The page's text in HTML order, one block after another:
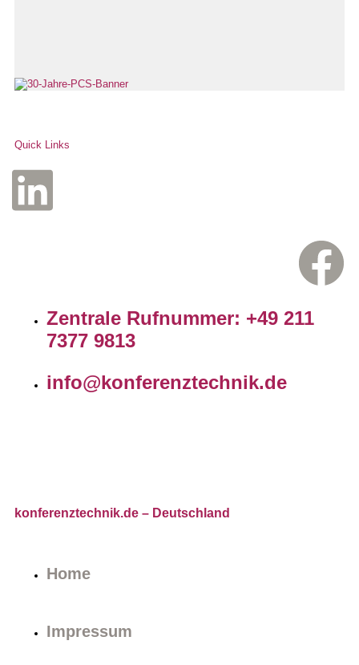
Quick Links
Zentrale Rufnummer: +49 211
7377 9813
info@konferenztechnik.de
konferenztechnik.de – Deutschland
Home
Impressum